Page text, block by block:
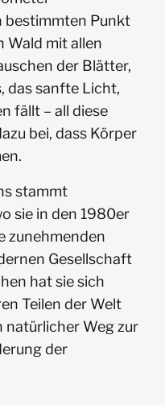
bestimmten Punkt
Wald mit allen
der Blätter,
das sanfte Licht,
fällt – all diese
bei, dass Körper
stammt
sie in den 1980er
zunehmenden
Gesellschaft
hat sie sich
Teilen der Welt
natürlicher Weg zur
der